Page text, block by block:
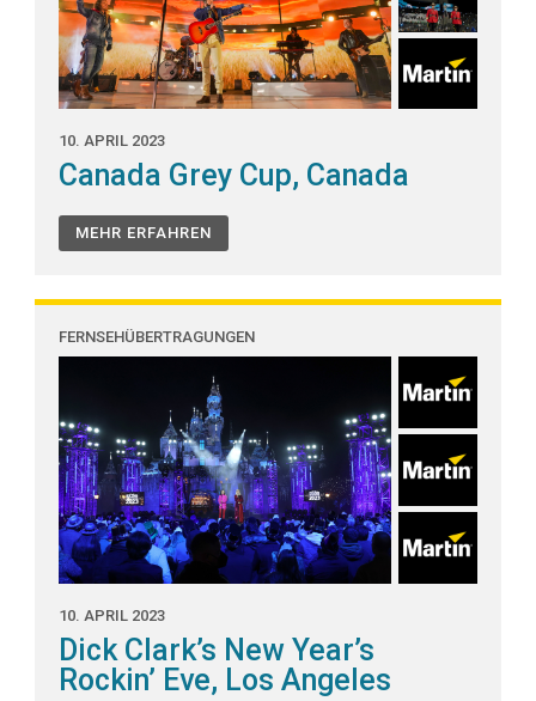
10. APRIL 2023
Canada Grey Cup, Canada
MEHR ERFAHREN
FERNSEHÜBERTRAGUNGEN
10. APRIL 2023
Dick Clark’s New Year’s
Rockin’ Eve, Los Angeles